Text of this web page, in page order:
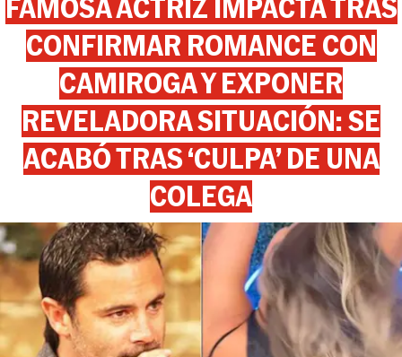
CONFIRMAR ROMANCE CON
CAMIROGA Y EXPONER
REVELADORA SITUACIÓN: SE
ACABÓ TRAS ‘CULPA’ DE UNA
COLEGA